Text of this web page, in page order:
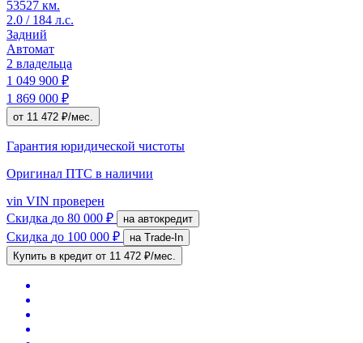
53527 км.
2.0 / 184 л.с.
Задний
Автомат
2 владельца
1 049 900 ₽
1 869 000 ₽
от 11 472 ₽/мес.
Гарантия юридической чистоты
Оригинал ПТС в наличии
vin VIN проверен
Скидка до 80 000 ₽ на автокредит
Скидка до 100 000 ₽
на Trade-In
Купить в кредит от 11 472 ₽/мес.